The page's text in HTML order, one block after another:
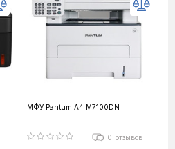
МФУ Pantum A4 M7100DN
0 отзывов